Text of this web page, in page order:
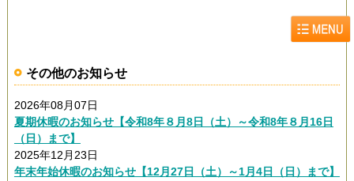
その他のお知らせ
2026年08月07日
夏期休暇のお知らせ【令和8年８月8日（土）～令和8年８月16日
（日）まで】
2025年12月23日
年末年始休暇のお知らせ【12月27日（土）～1月4日（日）まで】